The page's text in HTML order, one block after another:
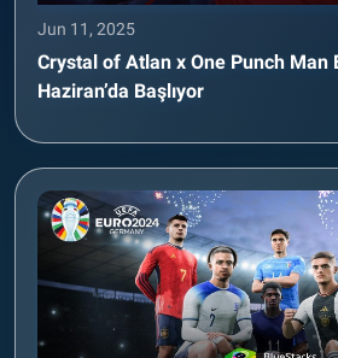
Jun 11, 2025
Crystal of Atlan x One Punch Man
Haziran’da Başlıyor